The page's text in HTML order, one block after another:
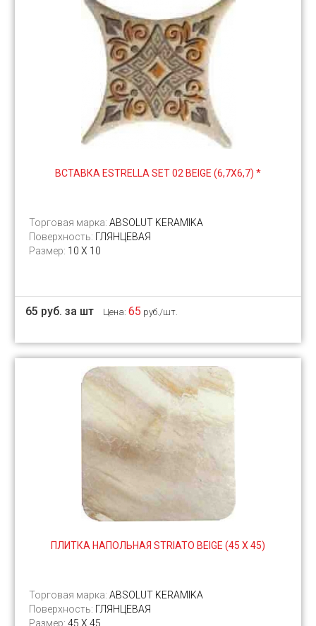
ВСТАВКА ESTRELLA SET 02 BEIGE (6,7Х6,7) *
Торговая марка: ABSOLUT KERAMIKA
Поверхность: ГЛЯНЦЕВАЯ
Размер: 10 Х 10
65 руб. за шт Цена: 65 руб./шт.
ПЛИТКА НАПОЛЬНАЯ STRIATO BEIGE (45 Х 45)
Торговая марка: ABSOLUT KERAMIKA
Поверхность: ГЛЯНЦЕВАЯ
Размер: 45 Х 45